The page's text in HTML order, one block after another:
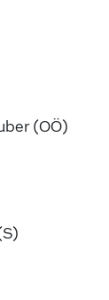
(OÖ)